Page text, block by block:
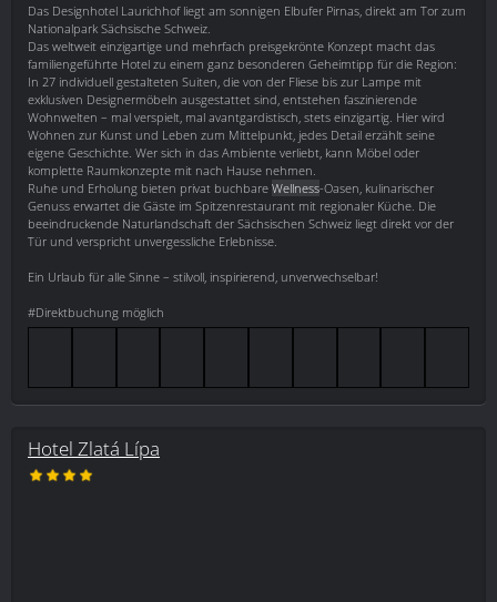
Das Designhotel Laurichhof liegt am sonnigen Elbufer Pirnas, direkt am Tor zum
Nationalpark Sächsische Schweiz.
Das weltweit einzigartige und mehrfach preisgekrönte Konzept macht das
familiengeführte Hotel zu einem ganz besonderen Geheimtipp für die Region:
In 27 individuell gestalteten Suiten, die von der Fliese bis zur Lampe mit
exklusiven Designermöbeln ausgestattet sind, entstehen faszinierende
Wohnwelten – mal verspielt, mal avantgardistisch, stets einzigartig. Hier wird
Wohnen zur Kunst und Leben zum Mittelpunkt, jedes Detail erzählt seine
eigene Geschichte. Wer sich in das Ambiente verliebt, kann Möbel oder
komplette Raumkonzepte mit nach Hause nehmen.
Ruhe und Erholung bieten privat buchbare Wellness-Oasen, kulinarischer
Genuss erwartet die Gäste im Spitzenrestaurant mit regionaler Küche. Die
beeindruckende Naturlandschaft der Sächsischen Schweiz liegt direkt vor der
Tür und verspricht unvergessliche Erlebnisse.
Ein Urlaub für alle Sinne – stilvoll, inspirierend, unverwechselbar!
#Direktbuchung möglich
Hotel Zlatá Lípa